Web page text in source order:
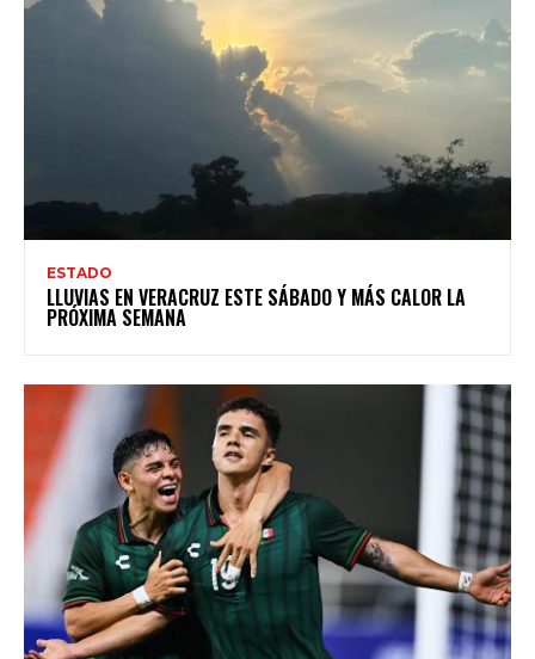
ESTADO
LLUVIAS EN VERACRUZ ESTE SÁBADO Y MÁS CALOR LA
PRÓXIMA SEMANA